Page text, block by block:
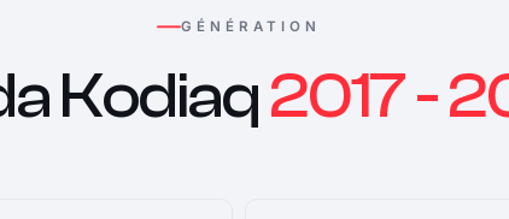
GÉNÉRATION
Kodiaq2017 -